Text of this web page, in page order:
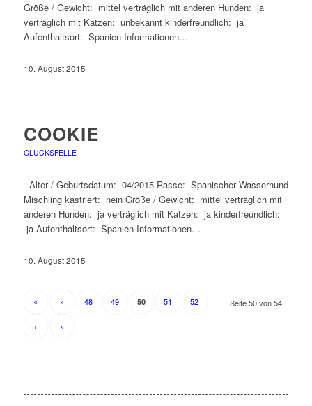
Größe / Gewicht: mittel verträglich mit anderen Hunden: ja
verträglich mit Katzen: unbekannt kinderfreundlich: ja
Aufenthaltsort: Spanien Informationen…
10. August 2015
COOKIE
GLÜCKSFELLE
Alter / Geburtsdatum: 04/2015 Rasse: Spanischer Wasserhund
Mischling kastriert: nein Größe / Gewicht: mittel verträglich mit
anderen Hunden: ja verträglich mit Katzen: ja kinderfreundlich:
ja Aufenthaltsort: Spanien Informationen…
10. August 2015
Seite 50 von 54
« ‹ 48 49 50 51 52
› »